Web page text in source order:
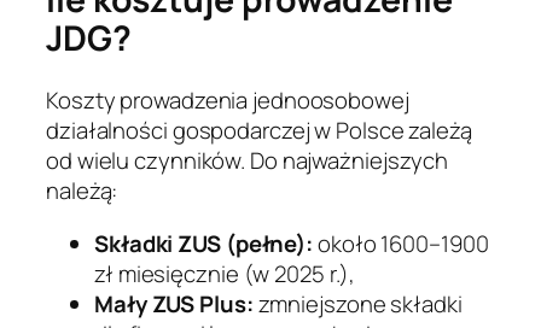
JDG?
Koszty prowadzenia jednoosobowej
działalności gospodarczej w Polsce zależą
od wielu czynników. Do najważniejszych
należą:
Składki ZUS (pełne):około 1600–1900
zł miesięcznie (w 2025 r.),
Mały ZUS Plus:zmniejszone składki